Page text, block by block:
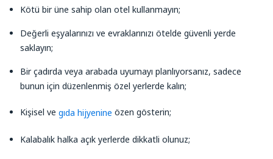
Kötü bir üne sahip olan otel kullanmayın;
Değerli eşyalarınızı ve evraklarınızı ötelde güvenli yerde
saklayın;
Bir çadırda veya arabada uyumayı planlıyorsanız, sadece
bunun için düzenlenmiş özel yerlerde kalın;
Kişisel ve gıda hijyenine özen gösterin;
Kalabalık halka açık yerlerde dikkatli olunuz;